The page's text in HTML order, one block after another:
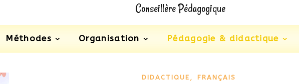
Conseillère Pédagogique
Méthodes Organisation Pédagogie & didactique
DIDACTIQUE , FRANÇAIS